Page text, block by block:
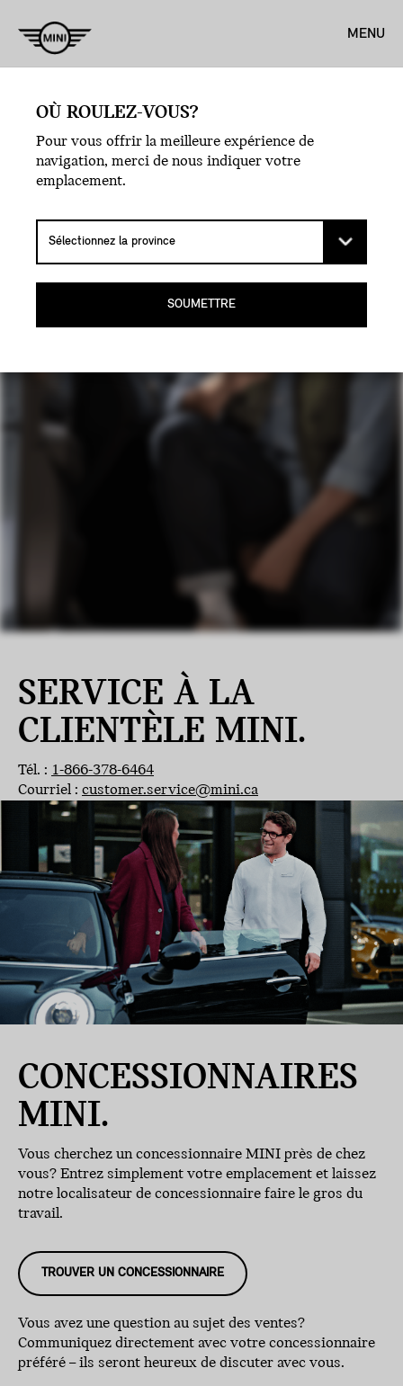
MENU
POUR NOUS
JOINDRE
SERVICE À LA
CLIENTÈLE MINI.
Tél. : 1-866-378-6464
Courriel : customer.service@mini.ca
CONCESSIONNAIRES
MINI.
Vous cherchez un concessionnaire MINI près de chez
vous? Entrez simplement votre emplacement et laissez
notre localisateur de concessionnaire faire le gros du
travail.
TROUVER UN CONCESSIONNAIRE
Vous avez une question au sujet des ventes?
Communiquez directement avec votre concessionnaire
préféré – ils seront heureux de discuter avec vous.
OÙ ROULEZ-VOUS?
Pour vous offrir la meilleure expérience de
navigation, merci de nous indiquer votre
emplacement.
SOUMETTRE